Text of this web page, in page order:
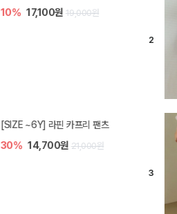
10% 17,100원 19,000원
[SIZE ~6Y] 라핀 카프리 팬츠
30% 14,700원 21,000원